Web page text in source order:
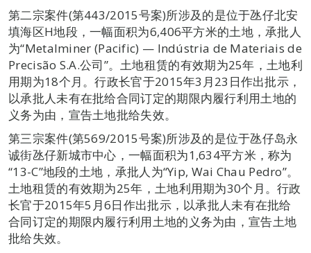
第二宗案件(第443/2015号案)所涉及的是位于氹仔北安
填海区H地段，一幅面积为6,406平方米的土地，承批人
为“Metalminer (Pacific) — Indústria de Materiais de
Precisão S.A.公司”。土地租赁的有效期为25年，土地利
用期为18个月。行政长官于2015年3月23日作出批示，
以承批人未有在批给合同订定的期限内履行利用土地的
义务为由，宣告土地批给失效。
第三宗案件(第569/2015号案)所涉及的是位于氹仔岛永
诚街氹仔新城市中心，一幅面积为1,634平方米，称为
“13-C”地段的土地，承批人为“Yip, Wai Chau Pedro”。
土地租赁的有效期为25年，土地利用期为30个月。行政
长官于2015年5月6日作出批示，以承批人未有在批给
合同订定的期限内履行利用土地的义务为由，宣告土地
批给失效。